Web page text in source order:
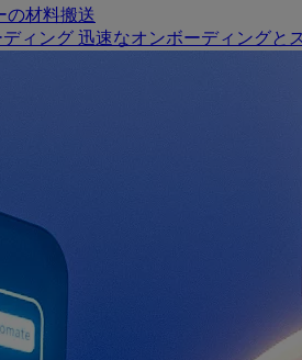
の材料搬送
ディング 迅速なオンボーディングと